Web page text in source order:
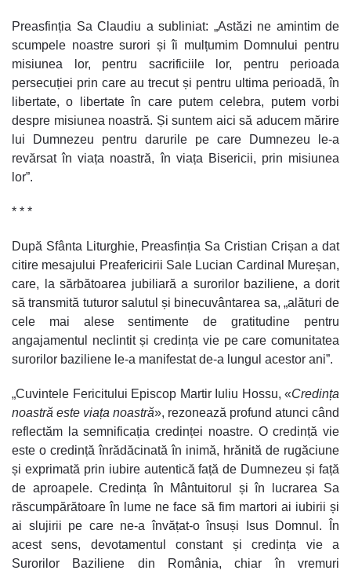
Preasfinția Sa Claudiu a subliniat: „Astăzi ne amintim de
scumpele noastre surori și îi mulțumim Domnului pentru
misiunea lor, pentru sacrificiile lor, pentru perioada
persecuției prin care au trecut și pentru ultima perioadă, în
libertate, o libertate în care putem celebra, putem vorbi
despre misiunea noastră. Și suntem aici să aducem mărire
lui Dumnezeu pentru darurile pe care Dumnezeu le-a
revărsat în viața noastră, în viața Bisericii, prin misiunea
lor”.
* * *
După Sfânta Liturghie, Preasfinția Sa Cristian Crișan a dat
citire mesajului Preafericirii Sale Lucian Cardinal Mureșan,
care, la sărbătoarea jubiliară a surorilor baziliene, a dorit
să transmită tuturor salutul și binecuvântarea sa, „alături de
cele mai alese sentimente de gratitudine pentru
angajamentul neclintit și credința vie pe care comunitatea
surorilor baziliene le-a manifestat de-a lungul acestor ani”.
„Cuvintele Fericitului Episcop Martir Iuliu Hossu, «Credința
noastră este viața noastră», rezonează profund atunci când
reflectăm la semnificația credinței noastre. O credință vie
este o credință înrădăcinată în inimă, hrănită de rugăciune
și exprimată prin iubire autentică față de Dumnezeu și față
de aproapele. Credința în Mântuitorul și în lucrarea Sa
răscumpărătoare în lume ne face să fim martori ai iubirii și
ai slujirii pe care ne-a învățat-o însuși Isus Domnul. În
acest sens, devotamentul constant și credința vie a
Surorilor Baziliene din România, chiar în vremuri